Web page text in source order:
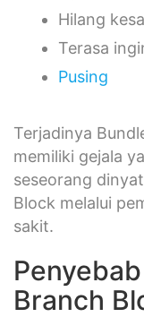
Hilang
Terasa
Pusing
Terjadinya
memiliki gejala
seseorang
Block melalui
sakit.
Branch